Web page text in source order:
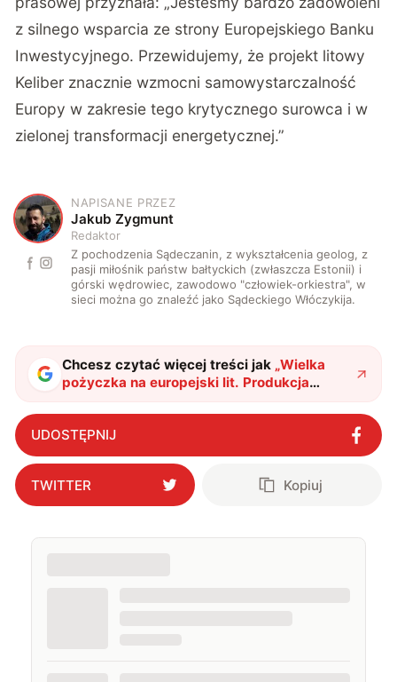
z silnego wsparcia ze strony Europejskiego Banku
Inwestycyjnego. Przewidujemy, że projekt litowy
Keliber znacznie wzmocni samowystarczalność
Europy w zakresie tego krytycznego surowca i w
zielonej transformacji energetycznej.”
J
NAPISANE PRZEZ
Jakub Zygmunt
Redaktor
Z pochodzenia Sądeczanin, z wykształcenia geolog, z
pasji miłośnik państw bałtyckich (zwłaszcza Estonii) i
górski wędrowiec, zawodowo "człowiek-orkiestra", w
sieci można go znaleźć jako Sądeckiego Włóczykija.
Chcesz czytać więcej treści jak „Wielka
pożyczka na europejski lit. Produkcja
elektryków ruszy z kopyta?"?
UDOSTĘPNIJ
TWITTER Kopiuj